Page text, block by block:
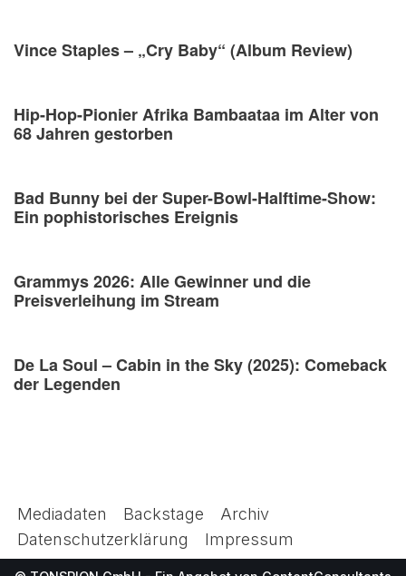
Vince Staples – „Cry Baby“ (Album Review)
Hip-Hop-Pionier Afrika Bambaataa im Alter von
68 Jahren gestorben
Bad Bunny bei der Super-Bowl-Halftime-Show:
Ein pophistorisches Ereignis
Grammys 2026: Alle Gewinner und die
Preisverleihung im Stream
De La Soul – Cabin in the Sky (2025): Comeback
der Legenden
Mediadaten Backstage
Archiv
Datenschutzerklärung
Impressum